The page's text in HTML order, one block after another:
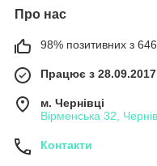
Про нас
98% позитивних з 646
Працює з 28.09.2017
м. Чернівці
Вірменська 32,
Контакти